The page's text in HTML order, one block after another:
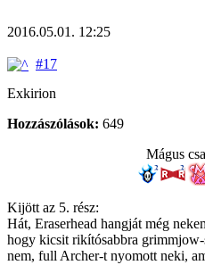
2016.05.01. 12:25
#17
Exkirion
Hozzászólások: 649
Mágus
Kijött az 5. rész:
Hát, Eraserhead hangját még
hogy kicsit rikítósabbra
nem, full Archer-t nyomott neki,